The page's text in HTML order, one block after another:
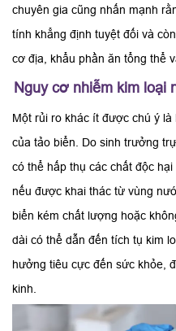
chuyên gia cũng nhấn mạnh
tính khẳng định tuyệt đối và
cơ địa, khẩu phần ăn tổng thể
Nguy cơ nhiễm kim loại
Một rủi ro khác ít được chú ý
của tảo biển. Do sinh trưởng
có thể hấp thụ các chất độc
nếu được khai thác từ vùng
biển kém chất lượng hoặc
dài có thể dẫn đến tích tụ kim
hưởng tiêu cực đến sức khỏe,
kinh.